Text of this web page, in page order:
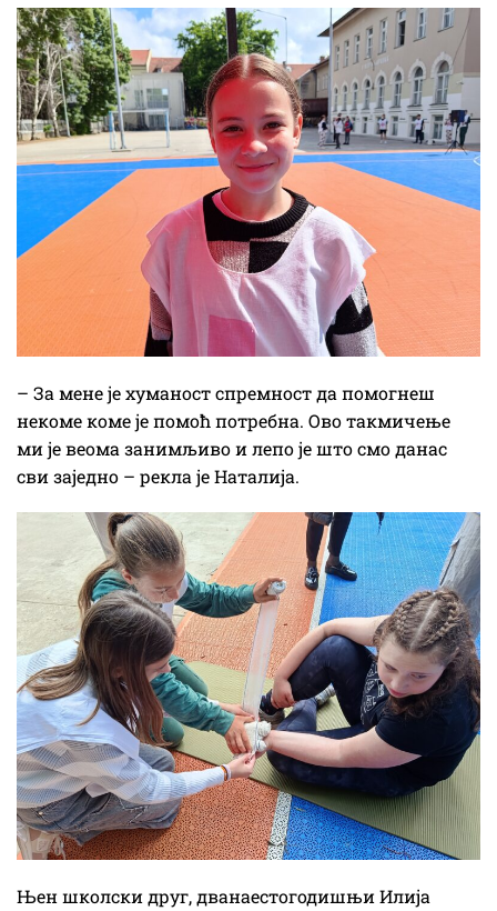
– За мене је хуманост спремност да помогнеш
некоме коме је помоћ потребна. Ово такмичење
ми је веома занимљиво и лепо је што смо данас
сви заједно – рекла је Наталија.
Њен школски друг, дванаестогодишњи Илија